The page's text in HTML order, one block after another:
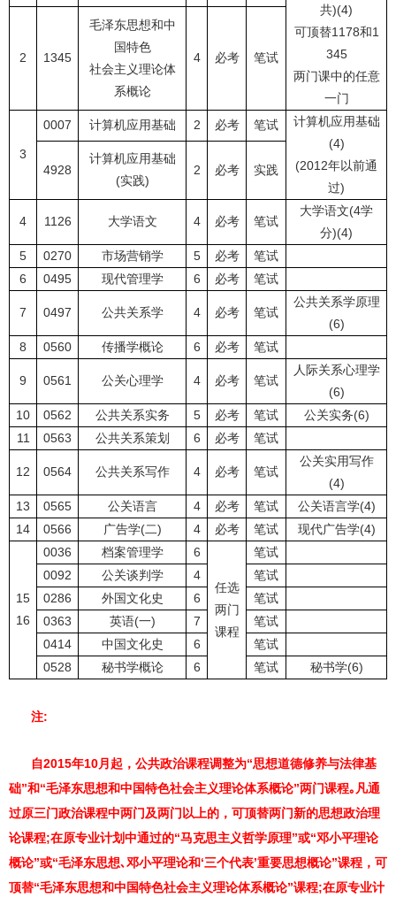
共)(4)
可顶替1178和1
345
两门课中的任意
一门
2 1345
毛泽东思想和中
国特色
社会主义理论体
系概论
4 必考 笔试
3
0007 计算机应用基础 2 必考 笔试
计算机应用基础
(4)
(2012年以前通
过)
4928
计算机应用基础
(实践)
2 必考 实践
4 1126 大学语文 4 必考 笔试
大学语文(4学
分)(4)
5
0270 市场营销学 5 必考
笔试
6
0495 现代管理学 6 必考 笔试
7 0497 公共关系学 4 必考 笔试
公共关系学原理
(6)
8
0560 传播学概论 6 必考 笔试
9 0561 公关心理学 4 必考 笔试
人际关系心理学
(6)
10
0562 公共关系实务 5 必考 笔试
公关实务(6)
11
0563 公共关系策划 6 必考 笔试
12 0564 公共关系写作 4 必考 笔试
公关实用写作
(4)
13
0565 公关语言 4 必考 笔试
公关语言学(4)
14
0566 广告学(二) 4 必考 笔试 现代广告学(4)
15
16
0036 档案管理学 6
任选
两门
课程
笔试
0092
公关谈判学 4
笔试
0286
外国文化史 6
笔试
0363
英语(一) 7
笔试
0414
中国文化史 6
笔试
0528
秘书学概论 6 笔试 秘书学(6)
注:
自2015年10月起，公共政治课程调整为“思想道德修养与法律基
础”和“毛泽东思想和中国特色社会主义理论体系概论”两门课程｡凡通
过原三门政治课程中两门及两门以上的，可顶替两门新的思想政治理
论课程;在原专业计划中通过的“马克思主义哲学原理”或“邓小平理论
概论”或“毛泽东思想､邓小平理论和‘三个代表’重要思想概论”课程，可
顶替“毛泽东思想和中国特色社会主义理论体系概论”课程;在原专业计